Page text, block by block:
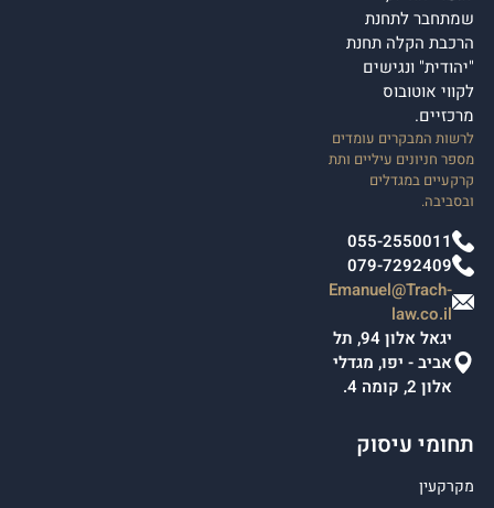
שמתחבר לתחנת
הרכבת הקלה תחנת
"יהודית" ונגישים
לקווי אוטובוס
מרכזיים.
לרשות המבקרים עומדים
מספר חניונים עיליים ותת
קרקעיים במגדלים
ובסביבה.
055-2550011
079-7292409
Emanuel@Trach-
law.co.il
יגאל אלון 94, תל
אביב - יפו, מגדלי
אלון 2, קומה 4.
תחומי עיסוק
מקרקעין